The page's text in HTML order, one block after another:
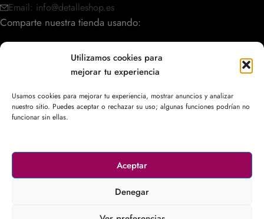
Utilizamos cookies para
mejorar tu experiencia
Usamos cookies para mejorar tu experiencia, mostrar anuncios y analizar
nuestro sitio. Puedes aceptar o rechazar su uso; algunas funciones podrían no
funcionar sin ellas.
Aceptar
Denegar
Email: info@detalleshop.es
Comparte nuestra tienda usando:
POLÍTICAS / INFORMACIÓN
ACCESO RÁPIDO
© 2003–2026DetalleShop. Todos los derechos reservados.